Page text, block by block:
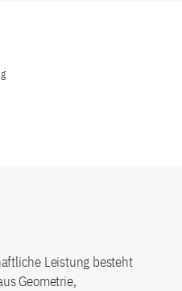
Leistung besteht
Geometrie,